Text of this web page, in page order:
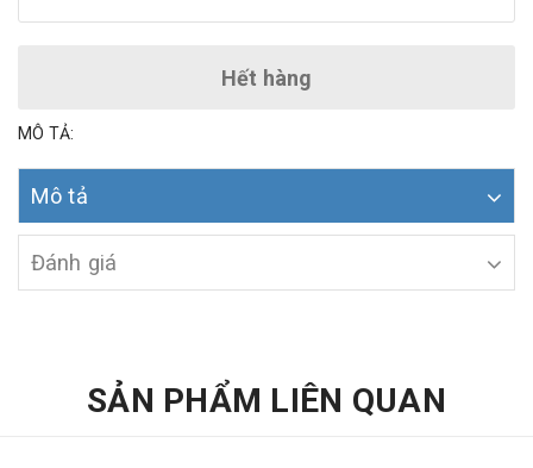
Hết hàng
MÔ TẢ:
Mô tả
Đánh giá
SẢN PHẨM LIÊN QUAN